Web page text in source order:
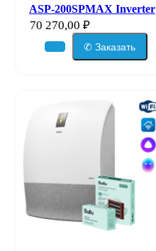
ASP-200SPMAX Inverter
70 270,00 ₽
✆ Заказать